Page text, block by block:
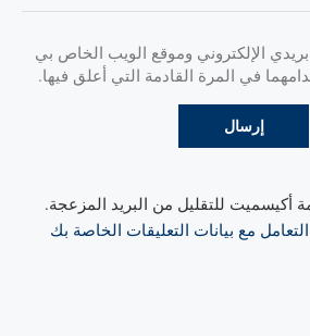
الإلكتروني وموقع الويب الخاص بي
في المرة القادمة التي أعلق فيها.
أكيسميت للتقليل من البريد المزعجة.
مع بيانات التعليقات الخاصة بك